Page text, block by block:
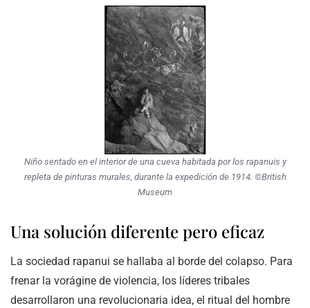
Niño sentado en el interior de una cueva habitada por los rapanuis y
repleta de pinturas murales, durante la expedición de 1914. ©British
Museum
Una solución diferente pero eficaz
La sociedad rapanui se hallaba al borde del colapso. Para
frenar la vorágine de violencia, los líderes tribales
desarrollaron una revolucionaria idea, el ritual del hombre